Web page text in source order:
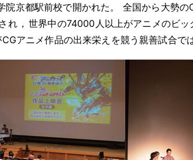
院京都駅前校で開かれた 。 全国から大勢の
れ ， 世界中の74000人以上がアニメのビッ
アニメ作品の出来栄えを競う親善試合で